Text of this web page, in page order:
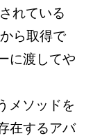
れている
ら取得で
に渡してや
メソッドを
在するアバ